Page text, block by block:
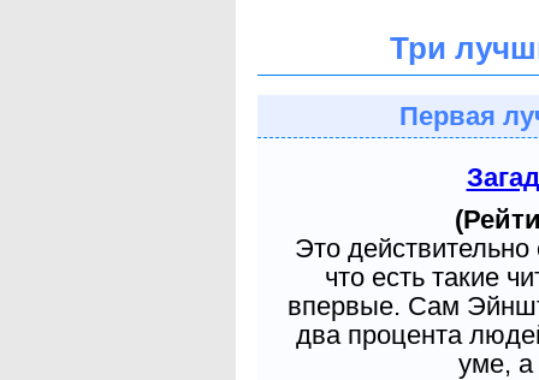
Три
Первая
Это
что есть такие
впервые. Сам
два процента
уме, а